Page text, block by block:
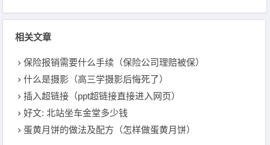
相关文章
保险报销需要什么手续（保险公司理赔被保）
什么是摄影（高三学摄影后悔死了）
插入超链接（ppt超链接直接进入网页）
好文: 北站坐车金堂多少钱
蛋黄月饼的做法及配方（怎样做蛋黄月饼）